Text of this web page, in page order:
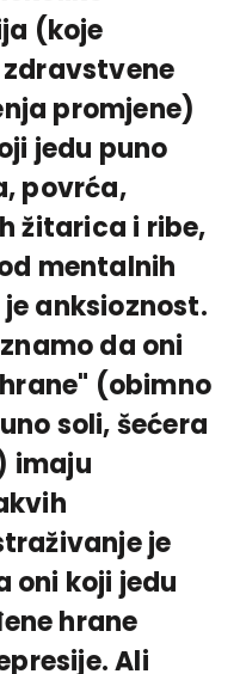
(koje
promjene)
jedu puno
povrća,
žitarica i ribe,
mentalnih
anksioznost.
da oni
(obimno
soli, šećera
imaju
je
oni koji jedu
hrane
Ali